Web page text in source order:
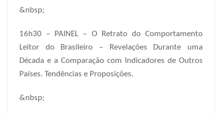
&nbsp;
16h30 – PAINEL – O Retrato do Comportamento
Leitor do Brasileiro – Revelações Durante uma
Década e a Comparação com Indicadores de Outros
Países. Tendências e Proposições.
&nbsp;